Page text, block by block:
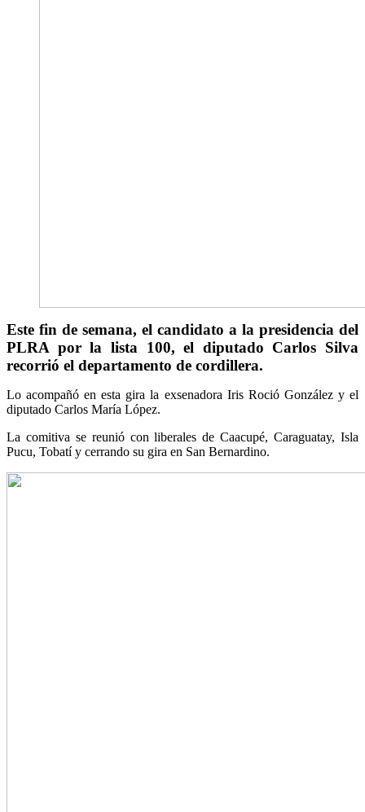
Este fin de semana, el candidato a la presidencia del
PLRA por la lista 100, el diputado Carlos Silva
recorrió el departamento de cordillera.
Lo acompañó en esta gira la exsenadora Iris Roció González y el
diputado Carlos María López.
La comitiva se reunió con liberales de Caacupé, Caraguatay, Isla
Pucu, Tobatí y cerrando su gira en San Bernardino.